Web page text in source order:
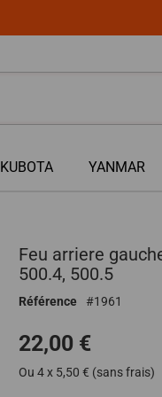
KUBOTA YANMAR
Feu arriere
500.4, 500.5
Référence 1961
22,00 €
Ou 4 x 5,50 € (sans frais)